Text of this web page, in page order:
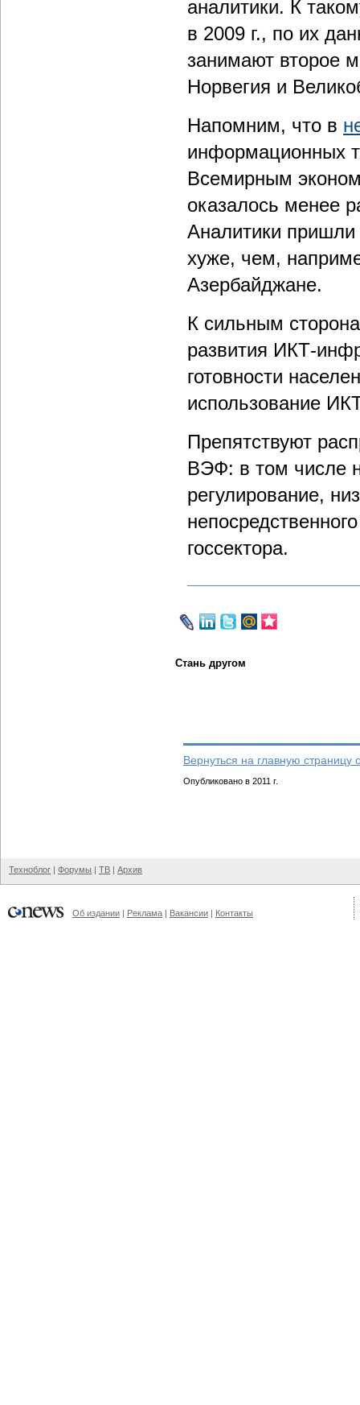
аналитики. К
в 2009 г., по их
занимают второе
Норвегия и
Напомним, что в
информационных
Всемирным
оказалось менее
Аналитики пришли
хуже, чем,
Азербайджане.
К сильным
развития ИКТ-
готовности
использование
Препятствуют
ВЭФ: в том числе
регулирование,
госсектора.
Стань другом
Вернуться на главную страницу
Опубликовано в 2011 г.
Техноблог | Форумы | ТВ | Архив
Об издании | Реклама | Вакансии | Контакты